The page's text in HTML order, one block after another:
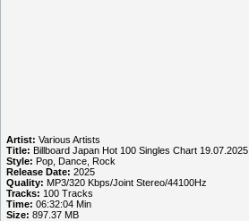
Artist: Various Artists
Title: Billboard Japan Hot 100 Singles Chart 19.07.2025
Style: Pop, Dance, Rock
Release Date: 2025
Quality: MP3/320 Kbps/Joint Stereo/44100Hz
Tracks: 100 Tracks
Time: 06:32:04 Min
Size: 897.37 MB